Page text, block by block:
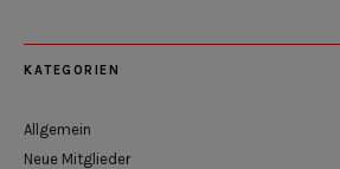
KATEGORIEN
Allgemein
Neue Mitglieder